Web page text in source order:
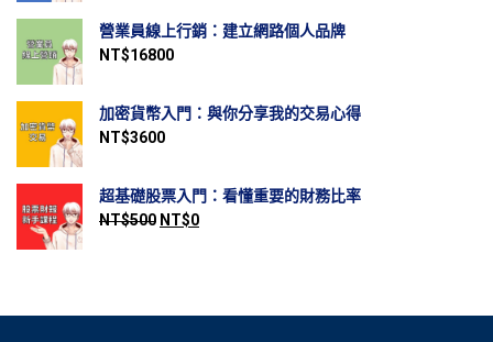
營業員線上行銷：建立網路個人品牌
NT$16800
加密貨幣入門：與你分享我的交易心得
NT$3600
超基礎股票入門：看懂重要的財務比率
NT$500 NT$0